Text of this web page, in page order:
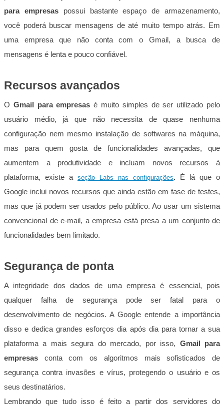
para empresaspossui bastante espaço de armazenamento,
você poderá buscar mensagens de até muito tempo atrás. Em
uma empresa que não conta com o Gmail, a busca de
mensagens é lenta e pouco confiável.
Recursos avançados
O Gmail para empresas é muito simples de ser utilizado pelo
usuário médio, já que não necessita de quase nenhuma
configuração nem mesmo instalação de softwares na máquina,
mas para quem gosta de funcionalidades avançadas, que
aumentem a produtividade e incluam novos recursos à
plataforma, existe a seção Labs nas configurações. É lá que o
Google inclui novos recursos que ainda estão em fase de testes,
mas que já podem ser usados pelo público. Ao usar um sistema
convencional de e-mail, a empresa está presa a um conjunto de
funcionalidades bem limitado.
Segurança de ponta
A integridade dos dados de uma empresa é essencial, pois
qualquer falha de segurança pode ser fatal para o
desenvolvimento de negócios. A Google entende a importância
disso e dedica grandes esforços dia após dia para tornar a sua
plataforma a mais segura do mercado, por isso, Gmail para
empresas conta com os algoritmos mais sofisticados de
segurança contra invasões e vírus, protegendo o usuário e os
seus destinatários.
Lembrando que tudo isso é feito a partir dos servidores do